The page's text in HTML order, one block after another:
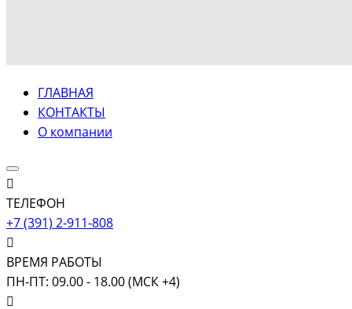
ГЛАВНАЯ
КОНТАКТЫ
О компании
ТЕЛЕФОН
+7 (391) 2-911-808
ВРЕМЯ РАБОТЫ
ПН-ПТ: 09.00 - 18.00 (МСК +4)